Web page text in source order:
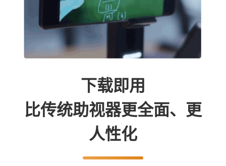
下载即用
比传统助视器更全面、更
人性化